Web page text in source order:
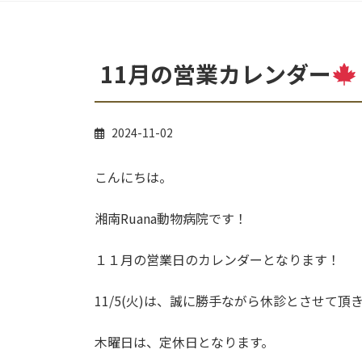
11月の営業カレンダー
2024-11-02
こんにちは。
湘南Ruana動物病院です！
１１月の営業日のカレンダーとなります！
11/5(火)は、誠に勝手ながら休診とさせて頂
木曜日は、定休日となります。